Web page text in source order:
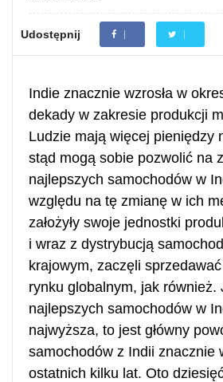
Udostępnij
Indie znacznie wzrosła w
dekady w zakresie produkcji
Ludzie mają więcej pieniędzy
stąd mogą sobie pozwolić na
najlepszych samochodów w
względu na tę zmianę w ich
założyły swoje jednostki
i wraz z dystrybucją
krajowym, zaczęli
rynku globalnym, jak również.
najlepszych samochodów w
najwyższa, to jest główny
samochodów z Indii znacznie
ostatnich kilku lat. Oto